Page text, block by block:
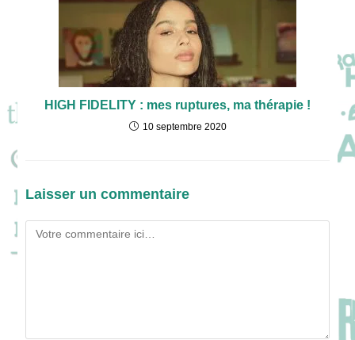
HIGH FIDELITY : mes ruptures, ma thérapie !
10 septembre 2020
Laisser un commentaire
Comment